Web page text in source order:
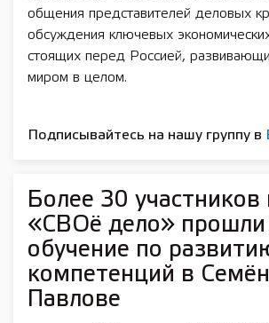
общения представителей деловых
обсуждения ключевых
стоящих перед Россией,
миром в целом.
Подписывайтесь на нашу группу в
Более 30 участников
«СВОё дело» прошли
обучение по
компетенций в
Павлове